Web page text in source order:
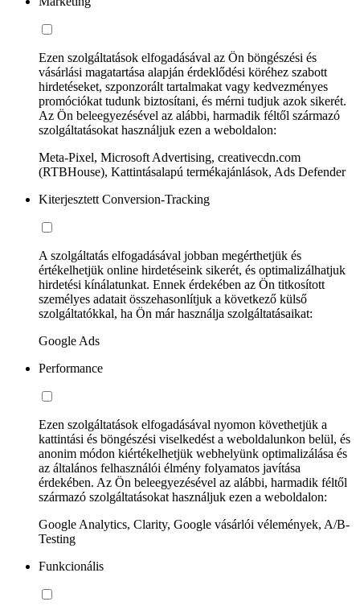
Ezen szolgáltatások elfogadásával az Ön böngészési és
vásárlási magatartása alapján érdeklődési köréhez szabott
hirdetéseket, szponzorált tartalmakat vagy kedvezményes
promóciókat tudunk biztosítani, és mérni tudjuk azok sikerét.
Az Ön beleegyezésével az alábbi, harmadik féltől származó
szolgáltatásokat használjuk ezen a weboldalon:
Meta-Pixel, Microsoft Advertising, creativecdn.com
(RTBHouse), Kattintásalapú termékajánlások, Ads Defender
Kiterjesztett Conversion-Tracking
A szolgáltatás elfogadásával jobban megérthetjük és
értékelhetjük online hirdetéseink sikerét, és optimalizálhatjuk
hirdetési kínálatunkat. Ennek érdekében az Ön titkosított
személyes adatait összehasonlítjuk a következő külső
szolgáltatókkal, ha Ön már használja szolgáltatásaikat:
Google Ads
Performance
Ezen szolgáltatások elfogadásával nyomon követhetjük a
kattintási és böngészési viselkedést a weboldalunkon belül, és
anonim módon kiértékelhetjük webhelyünk optimalizálása és
az általános felhasználói élmény folyamatos javítása
érdekében. Az Ön beleegyezésével az alábbi, harmadik féltől
származó szolgáltatásokat használjuk ezen a weboldalon:
Google Analytics, Clarity, Google vásárlói vélemények, A/B-
Testing
Funkcionális